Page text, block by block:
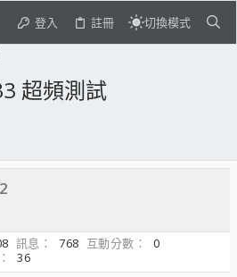
登入 註冊 切換模式
超頻測試
訊息 768 互動分數
0
36